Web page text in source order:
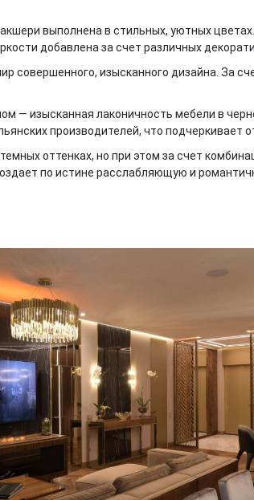
выполнена в стильных, уютных
добавлена за счет различных
совершенного, изысканного дизайна. За
— изысканная лаконичность мебели в
производителей, что подчеркивает
оттенках, но при этом за счет
по истине расслабляющую и